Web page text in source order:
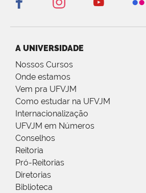
A UNIVERSIDADE
Nossos Cursos
Onde estamos
Vem pra UFVJM
Como estudar na UFVJM
Internacionalização
UFVJM em Números
Conselhos
Reitoria
Pró-Reitorias
Diretorias
Biblioteca